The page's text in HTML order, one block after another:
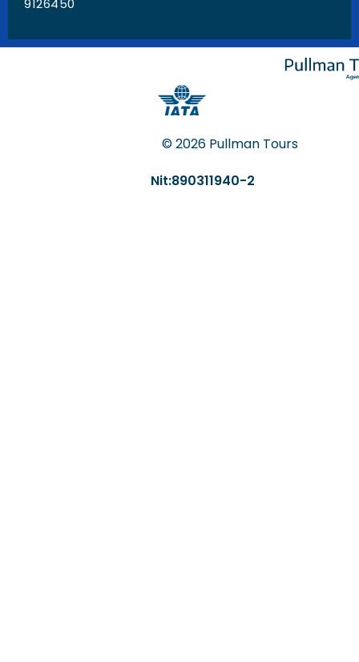
9126450
© 2026 Pullman Tours
Nit:890311940-2